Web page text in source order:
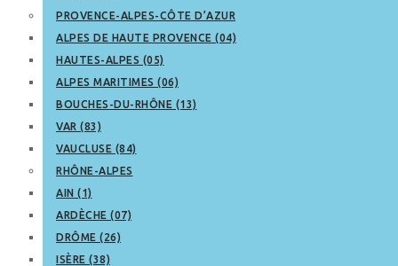
PROVENCE-ALPES-CÔTE D’AZUR
ALPES DE HAUTE PROVENCE (04)
HAUTES-ALPES (05)
ALPES MARITIMES (06)
BOUCHES-DU-RHÔNE (13)
VAR (83)
VAUCLUSE (84)
RHÔNE-ALPES
AIN (1)
ARDÈCHE (07)
DRÔME (26)
ISÈRE (38)